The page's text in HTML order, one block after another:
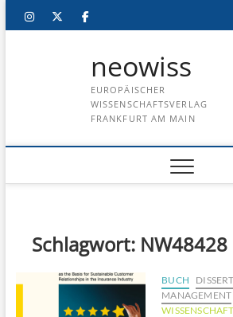
instagram
twitter
facebook
neowiss
EUROPÄISCHER
WISSENSCHAFTSVERLAG
FRANKFURT AM MAIN
Schlagwort: NW48428
BUCH
MANAGEMENT
WISSENSCHAFT